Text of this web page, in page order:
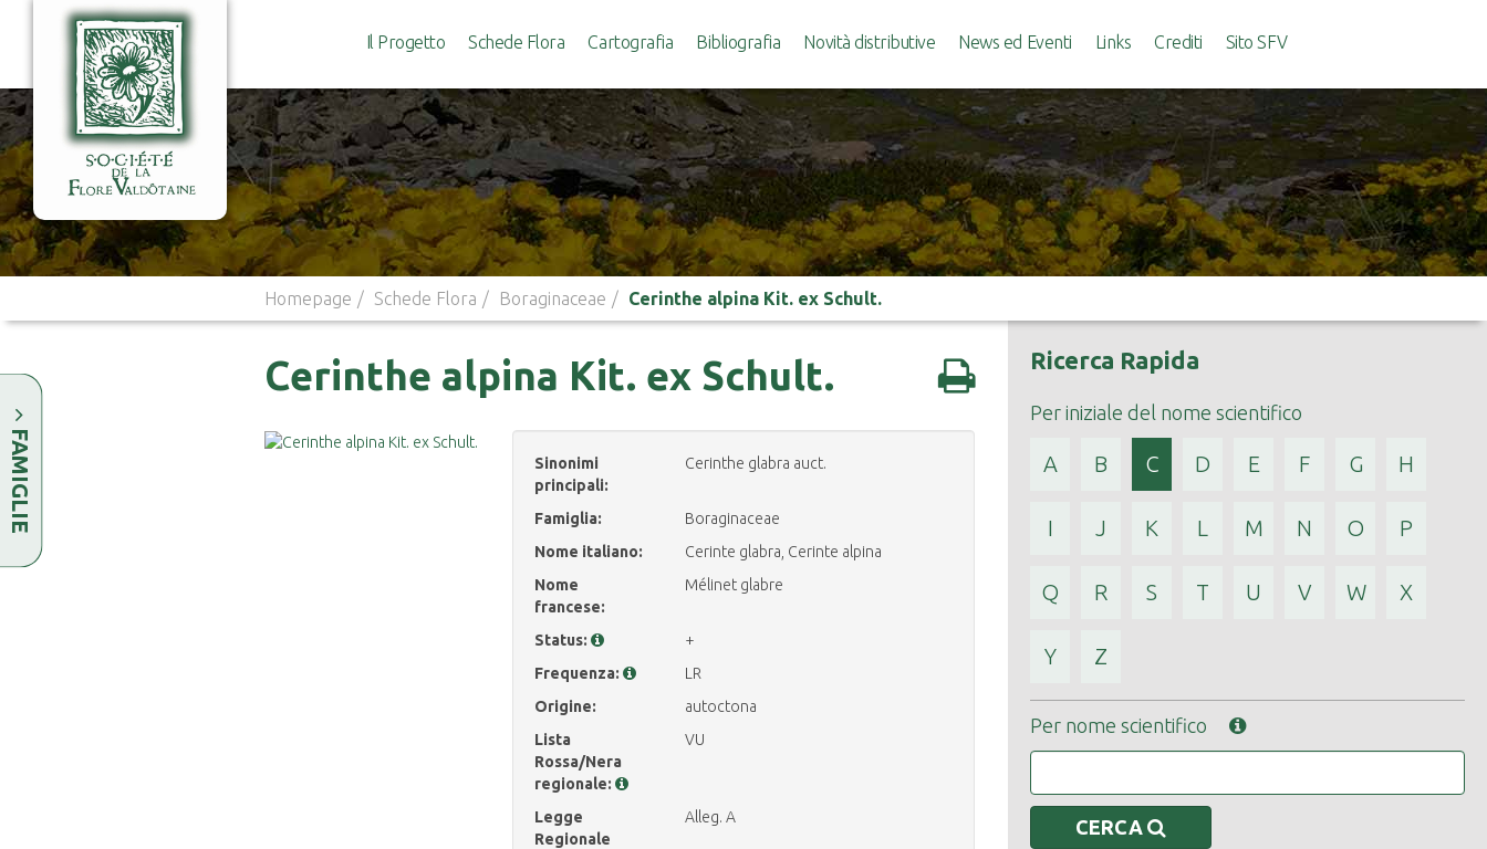
Il Progetto Schede Flora Cartografia Bibliografia Novità distributive News ed Eventi Links Crediti Sito SFV
Homepage Schede Flora Boraginaceae Cerinthe alpina Kit. ex Schult.
FAMIGLIE
Cerinthe alpina Kit. ex Schult.
Sinonimi
principali:
Cerinthe glabra auct.
Famiglia:
Boraginaceae
Nome italiano:
Cerinte glabra, Cerinte alpina
Nome
francese:
Mélinet glabre
Status:
+
Frequenza:
LR
Origine:
autoctona
Lista
Rossa/Nera
regionale:
VU
Legge
Regionale
Alleg. A
Ricerca Rapida
Per iniziale del nome scientifico
A B C D E F G H
I J K L M N O P
Q R S T U V W X
Y Z
Per nome scientifico
CERCA